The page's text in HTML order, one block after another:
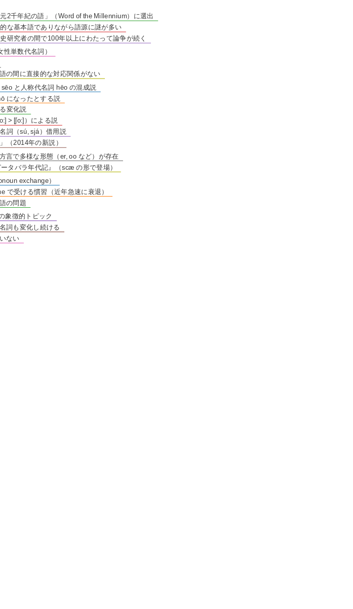
元2千年紀の語」（Word of the Millennium）に選出
的な基本語でありながら語源に謎が多い
研究者の間で100年以上にわたって論争が続く
単数代名詞）
の間に直接的な対応関係がない
と人称代名詞 hēo の混成説
になったとする説
変化説
> [ʃo:]）による説
詞（sú, sjá）借用説
（2014年の新説）
言で多様な形態（er, oo など）が存在
タバラ年代記』（scæ の形で登場）
exchange）
で受ける慣習（近年急速に衰退）
の問題
象徴的トピック
詞も変化し続ける
ない